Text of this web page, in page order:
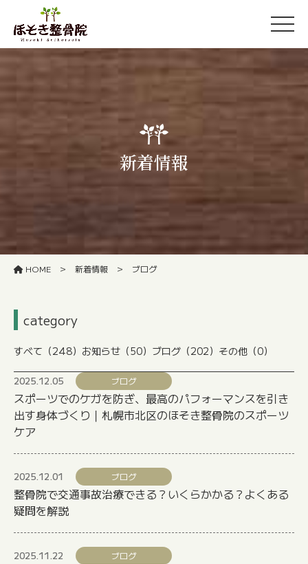
新着情報
HOME > 新着情報 > ブログ
category
すべて （248） お知らせ （50） ブログ （202） その他 （0）
2025.12.05 ブログ
スポーツでのケガを防ぎ、最高のパフォーマンスを引き
出す身体づくり｜札幌市北区のほそき整骨院のスポーツ
ケア
2025.12.01 ブログ
整骨院で交通事故治療できる？いくらかかる？よくある
疑問を解説
2025.11.22 ブログ